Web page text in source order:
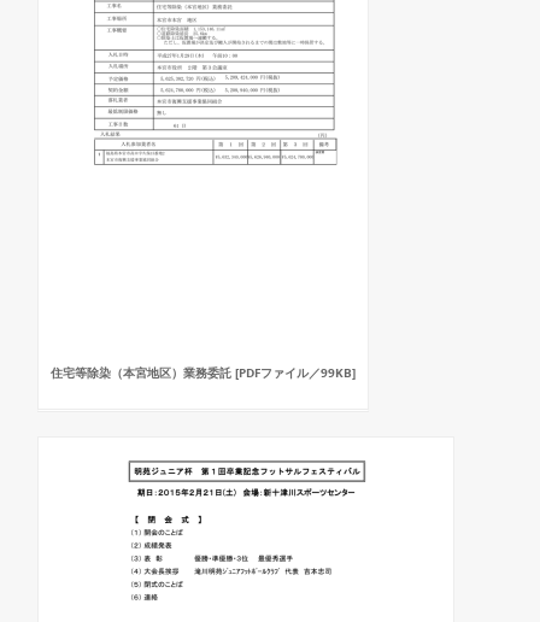
住宅等除染（本宮地区）業務委託 [PDFファイル／99KB]